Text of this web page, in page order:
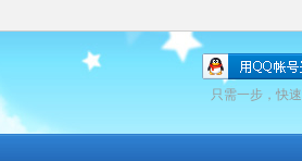
只需一步，快